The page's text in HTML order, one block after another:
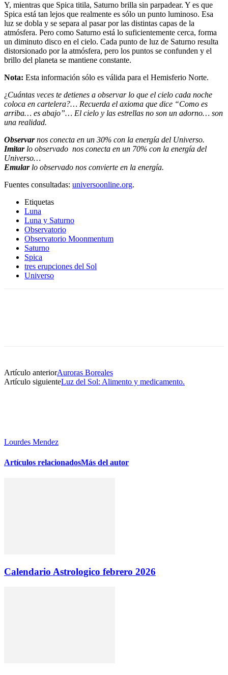
Y, mientras que Spica titila, Saturno brilla sin parpadear. Y es que
Spica está tan lejos que realmente es sólo un punto luminoso. Esa
luz se dobla y se separa al pasar por las distintas capas de la
atmósfera. Pero como Saturno está lo suficientemente cerca, forma
un diminuto disco en el cielo. Cada punto de luz de Saturno resulta
distorsionado por la atmósfera, pero los puntos se confunden y el
brillo del planeta se mantiene constante.
Nota: Esta información sólo es válida para el Hemisferio Norte.
¿Cuántas veces te detienes a observar lo que el cielo cada noche
coloca en cartelera?… Recuerda el axioma que dice “Como es
arriba… es abajo”… El cielo y las estrellas no son un adorno… son
una realidad.
Observarnos conecta en un 30% con la energía del Universo.
Imitarlo observado nos conecta en un 70% con la energía del
Universo…
Emularlo observado nos convierte en la energía.
Fuentes consultadas: universoonline.org.
Etiquetas
Luna
Luna y Saturno
Observatorio
Observatorio Moonmentum
Saturno
Spica
tres erupciones del Sol
Universo
Artículo anteriorAuroras Boreales
Artículo siguienteLuz del Sol: Alimento y medicamento.
Lourdes Mendez
Artículos relacionadosMás del autor
Calendario Astrologico febrero 2026